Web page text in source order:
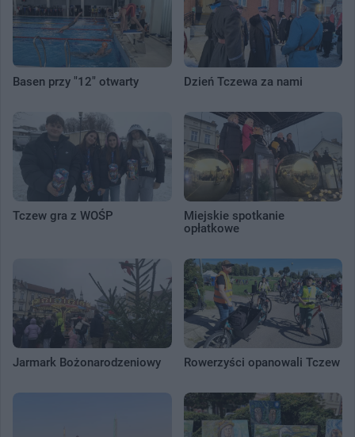
Basen przy "12" otwarty Dzień Tczewa za nami
Tczew gra z WOŚP
Miejskie spotkanie
opłatkowe
Jarmark Bożonarodzeniowy Rowerzyści opanowali Tczew